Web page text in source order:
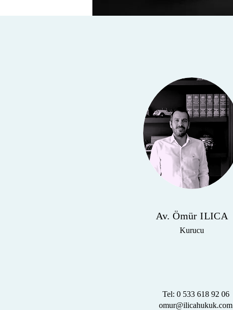
Av. Ömür ILICA
Kurucu
Tel: 0 533 618 92 06
omur@ilicahukuk.com